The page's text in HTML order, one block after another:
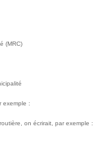
(MRC)
exemple :
on écrirait, par exemple :